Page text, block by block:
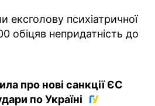
ексголову психіатричної
обіцяв непридатність до
про нові санкції ЄС
по Україні